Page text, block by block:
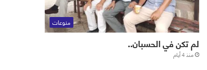
منوعات
لم تكن في الحسبان..
منذ 4 أيام